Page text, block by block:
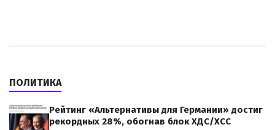
ПОЛИТИКА
Рейтинг «Альтернативы для Германии» достиг
рекордных 28%, обогнав блок ХДС/ХСС